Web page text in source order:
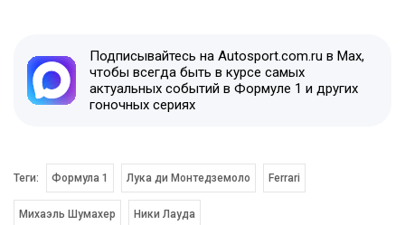
Подписывайтесь на Autosport.com.ru в Max,
чтобы всегда быть в курсе самых
актуальных событий в Формуле 1 и других
гоночных сериях
Теги: Формула 1 Лука ди Монтедземоло Ferrari
Михаэль Шумахер Ники Лауда